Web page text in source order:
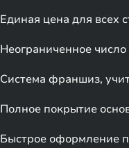
Единая цена для всех
Неограниченное
Система франшиз,
Полное покрытие
Быстрое оформление